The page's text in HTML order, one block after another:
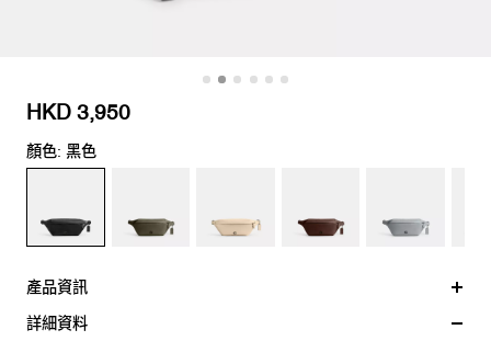
HKD 3,950
顏色: 黑色
產品資訊
詳細資料